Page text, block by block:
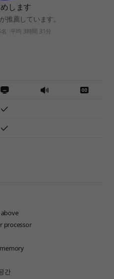
します
推薦しています。
平均 3時間 31分
processor
간